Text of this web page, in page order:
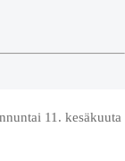
11. kesäkuuta